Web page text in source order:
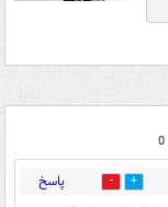
1 پاسخ